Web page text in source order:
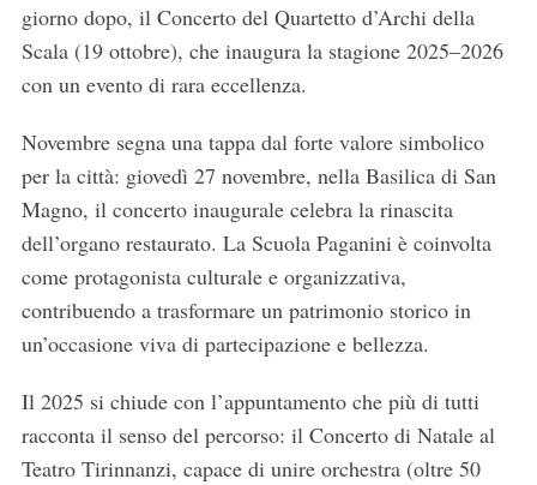
giorno dopo, il Concerto del Quartetto d’Archi della
Scala (19 ottobre), che inaugura la stagione 2025–2026
con un evento di rara eccellenza.
Novembre segna una tappa dal forte valore simbolico
per la città: giovedì 27 novembre, nella Basilica di San
Magno, il concerto inaugurale celebra la rinascita
dell’organo restaurato. La Scuola Paganini è coinvolta
come protagonista culturale e organizzativa,
contribuendo a trasformare un patrimonio storico in
un’occasione viva di partecipazione e bellezza.
Il 2025 si chiude con l’appuntamento che più di tutti
racconta il senso del percorso: il Concerto di Natale al
Teatro Tirinnanzi, capace di unire orchestra (oltre 50